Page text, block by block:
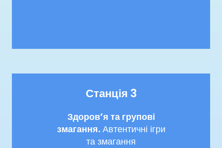
Станція 3
Здоровʼя та групові
змагання. Автентичні ігри
та змагання